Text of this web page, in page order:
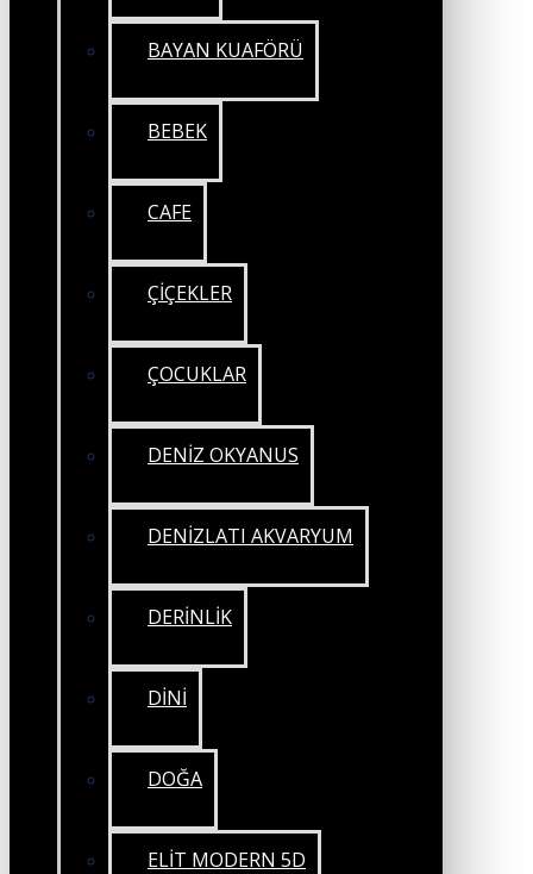
BAYAN KUAFÖRÜ
BEBEK
CAFE
ÇİÇEKLER
ÇOCUKLAR
DENİZ OKYANUS
DENİZLATI AKVARYUM
DERİNLİK
DİNİ
DOĞA
ELİT MODERN 5D